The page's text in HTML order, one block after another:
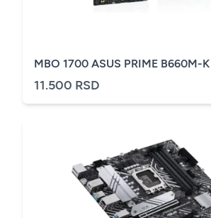
MBO 1700 ASUS PRIME B660M-
11.500 RSD